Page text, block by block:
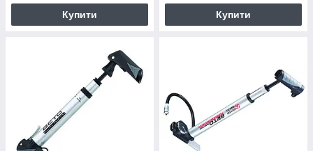
Купити Купити